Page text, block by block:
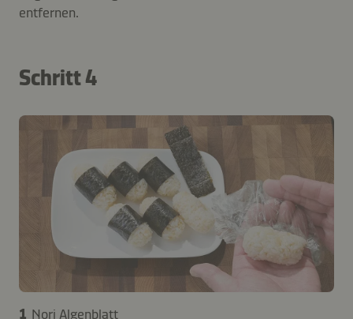
entfernen.
Schritt 4
1 Nori Algenblatt